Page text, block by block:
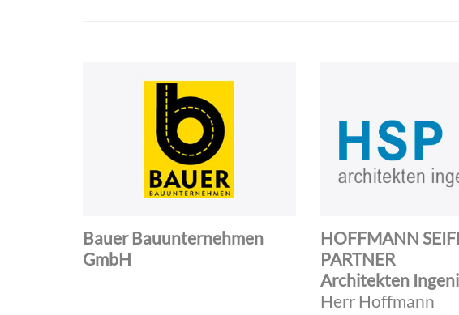
Bauer Bauunternehmen
GmbH
HOFFMANN
PARTNER
Architekten
Herr Hoffmann